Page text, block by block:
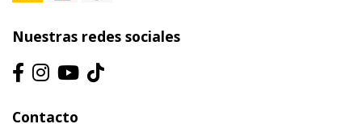
Nuestras redes sociales
Contacto